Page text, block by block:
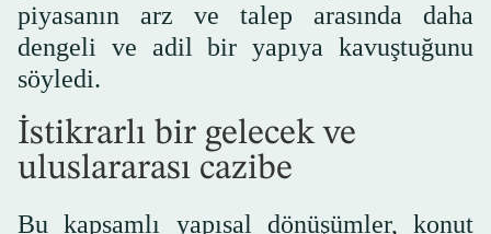
piyasanın arz ve talep arasında daha
dengeli ve adil bir yapıya kavuştuğunu
söyledi.
İstikrarlı bir gelecek ve
uluslararası cazibe
Bu kapsamlı yapısal dönüşümler, konut